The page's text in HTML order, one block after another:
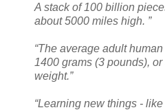
A stack of 100 billion
about 5000 miles high. ”
“The average adult
1400 grams (3 pounds),
weight.”
“Learning new things -